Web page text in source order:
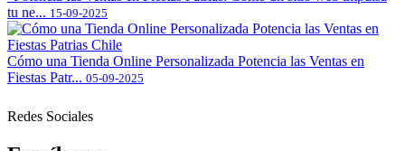
tu ne... 15-09-2025
Cómo una Tienda Online Personalizada Potencia las Ventas en
Fiestas Patr... 05-09-2025
Redes Sociales